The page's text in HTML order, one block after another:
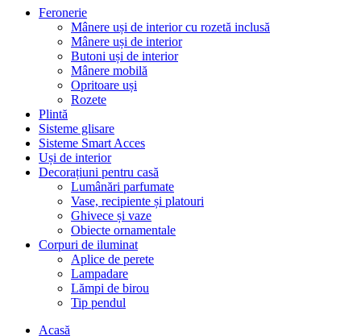
Feronerie
Mânere uși de interior cu rozetă inclusă
Mânere uși de interior
Butoni uși de interior
Mânere mobilă
Opritoare uși
Rozete
Plintă
Sisteme glisare
Sisteme Smart Acces
Uși de interior
Decorațiuni pentru casă
Lumânări parfumate
Vase, recipiente și platouri
Ghivece și vaze
Obiecte ornamentale
Corpuri de iluminat
Aplice de perete
Lampadare
Lămpi de birou
Tip pendul
Acasă